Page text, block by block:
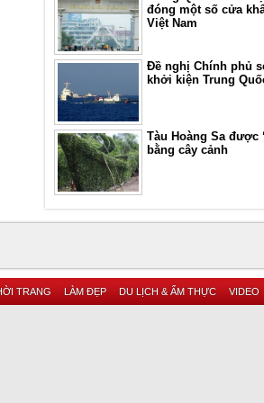
đóng một số cửa
Việt Nam
Đề nghị Chính phủ
khởi kiện Trung
Tàu Hoàng Sa được
bằng cây cảnh
TRANG LÀM ĐẸP DU LỊCH & ẨM THỰC VIDEO